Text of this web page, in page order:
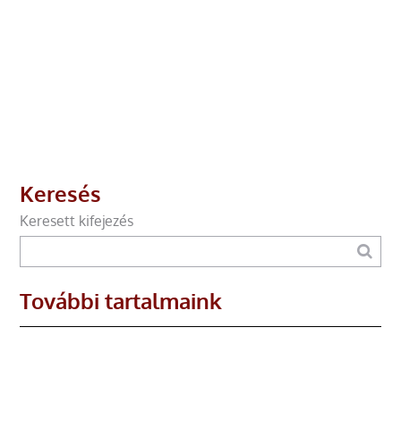
Keresés
Keresett kifejezés
További tartalmaink